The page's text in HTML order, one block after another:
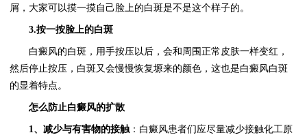
屑，大家可以摸一摸自己脸上的白斑是不是这个样子的。
3.按一按脸上的白斑
白癜风的白斑，用手按压以后，会和周围正常皮肤一样变红，
然后停止按压，白斑又会慢慢恢复塬来的颜色，这也是白癜风白斑
的显着特点。
怎么防止白癜风的扩散
1、减少与有害物的接触 ：白癜风患者们应尽量减少接触化工原